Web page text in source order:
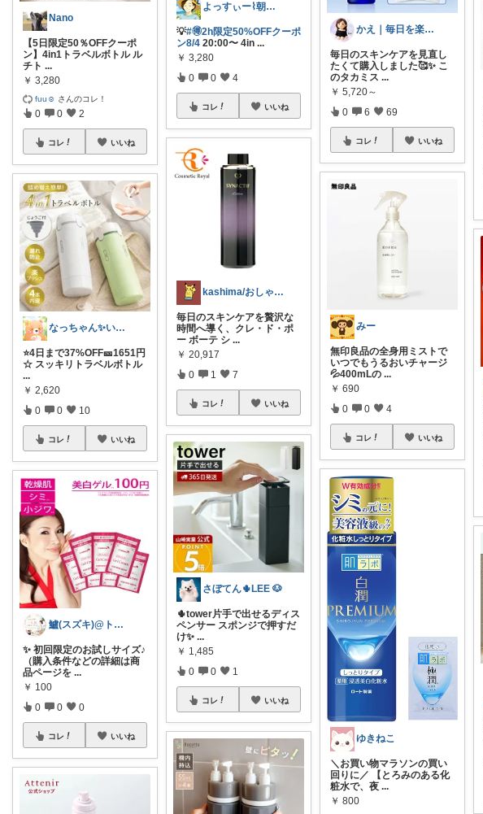
Nano
【5日限定50％OFFクーポ
ン】4in1トラベルボトル ル
チト ...
￥ 3,280
fuu☺︎ さんのコレ！
0 0 2
コレ いいね
なっちゃん✨いつもありがとう😊✨
⭐️4日まで37%OFF🎫1651円
☆ スッキリトラベルボトル
...
￥ 2,620
0 0 10
コレ いいね
鱸(スズキ)@トラベルグッズ
✨ 初回限定のお試しサイズ♪
（購入条件などの詳細は商
品ページを ...
￥ 100
0 0 0
コレ いいね
よっすぃー⌇朝コレ☀楽しい暮らし😇
💡#🉐2h限定50%OFFクーポ
ン8/4 20:00〜 4in ...
￥ 3,280
0 0 4
コレ いいね
kashima/おしゃれ清潔感指南役
毎日のスキンケアを贅沢な
時間へ導く、クレ・ド・ポ
ー ボーテ シ ...
￥ 20,917
0 1 7
コレ いいね
さぼてん🌵LEE 🐶
🌵tower片手で出せるディス
ペンサー スポンジで押すだ
け✨...
￥ 1,485
0 0 1
コレ いいね
かえ｜毎日を楽しむ
毎日のスキンケアを見直し
たくて購入しました🥰✨ こ
のタカミス ...
￥ 5,720～
0 6 69
コレ いいね
みー
無印良品の全身用ミストで
いつでもうるおいチャージ
💦400mLの ...
￥ 690
0 0 4
コレ いいね
ゆきねこ
＼お買い物マラソンの買い
回りに／ 【とろみのある化
粧水で、夜 ...
￥ 800